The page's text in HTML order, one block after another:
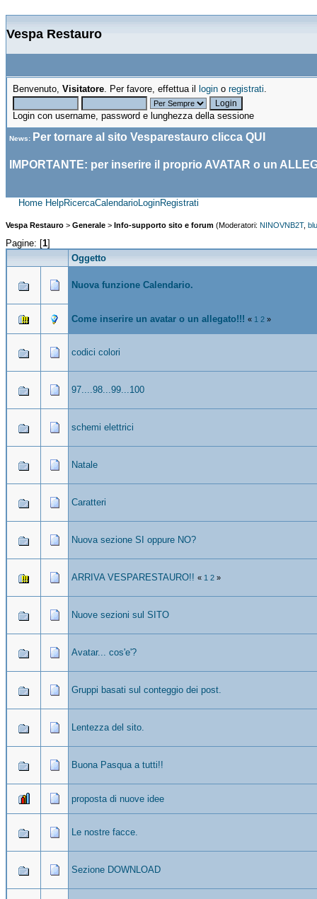
Vespa Restauro
Benvenuto, Visitatore. Per favore, effettua il login o registrati.
Login con username, password e lunghezza della sessione
News: Per tornare al sito Vesparestauro clicca QUI
IMPORTANTE: per inserire il proprio AVATAR o un
Home HelpRicercaCalendarioLoginRegistrati
Vespa Restauro > Generale > Info-supporto sito e forum (Moderatori: NINOVNB2T,
Pagine: [1]
Oggetto
Nuova funzione Calendario.
Come inserire un avatar o un allegato!!! « 1 2 »
codici colori
97....98...99...100
schemi elettrici
Natale
Caratteri
Nuova sezione SI oppure NO?
ARRIVA VESPARESTAURO!! « 1 2 »
Nuove sezioni sul SITO
Avatar... cos'e'?
Gruppi basati sul conteggio dei post.
Lentezza del sito.
Buona Pasqua a tutti!!
proposta di nuove idee
Le nostre facce.
Sezione DOWNLOAD